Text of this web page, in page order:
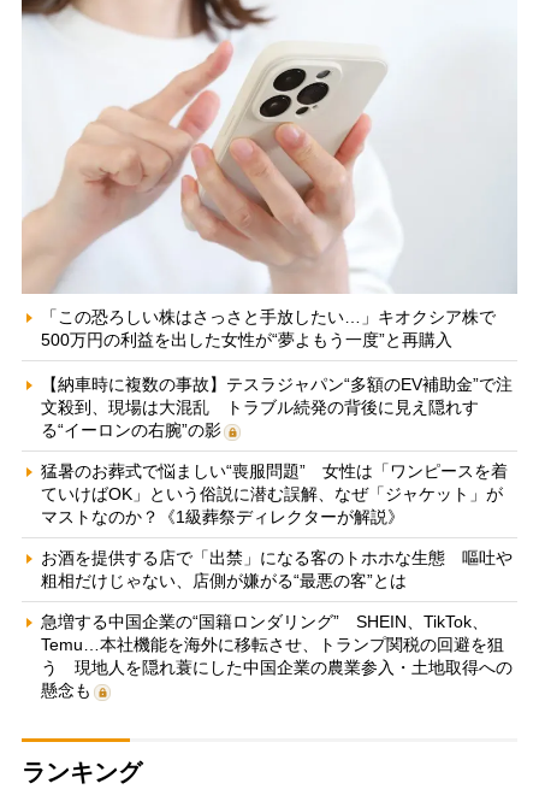
「この恐ろしい株はさっさと手放したい…」キオクシア株で
500万円の利益を出した女性が“夢よもう一度”と再購入
【納車時に複数の事故】テスラジャパン“多額のEV補助金”で注
文殺到、現場は大混乱 トラブル続発の背後に見え隠れす
る“イーロンの右腕”の影
猛暑のお葬式で悩ましい“喪服問題” 女性は「ワンピースを着
ていけばOK」という俗説に潜む誤解、なぜ「ジャケット」が
マストなのか？《1級葬祭ディレクターが解説》
お酒を提供する店で「出禁」になる客のトホホな生態 嘔吐や
粗相だけじゃない、店側が嫌がる“最悪の客”とは
急増する中国企業の“国籍ロンダリング” SHEIN、TikTok、
Temu…本社機能を海外に移転させ、トランプ関税の回避を狙
う 現地人を隠れ蓑にした中国企業の農業参入・土地取得への
懸念も
ランキング